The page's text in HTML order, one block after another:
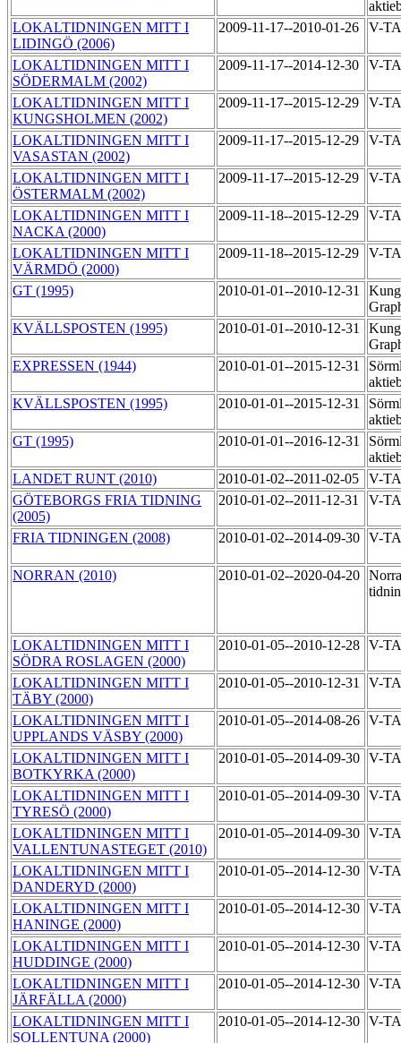
LOKALTIDNINGEN MITT I
LIDINGÖ (2006)
2009-11-17--2010-01-26 V-
LOKALTIDNINGEN MITT I
SÖDERMALM (2002)
2009-11-17--2014-12-30 V-
LOKALTIDNINGEN MITT I
KUNGSHOLMEN (2002)
2009-11-17--2015-12-29 V-
LOKALTIDNINGEN MITT I
VASASTAN (2002)
2009-11-17--2015-12-29 V-
LOKALTIDNINGEN MITT I
ÖSTERMALM (2002)
2009-11-17--2015-12-29 V-
LOKALTIDNINGEN MITT I
NACKA (2000)
2009-11-18--2015-12-29 V-
LOKALTIDNINGEN MITT I
VÄRMDÖ (2000)
2009-11-18--2015-12-29 V-
GT (1995) 2010-01-01--2010-12-31
KVÄLLSPOSTEN (1995)
2010-01-01--2010-12-31
EXPRESSEN (1944)
2010-01-01--2015-12-31
KVÄLLSPOSTEN (1995)
2010-01-01--2015-12-31
GT (1995)
2010-01-01--2016-12-31
LANDET RUNT (2010)
2010-01-02--2011-02-05
V-
GÖTEBORGS FRIA TIDNING
(2005)
2010-01-02--2011-12-31 V-
FRIA TIDNINGEN (2008) 2010-01-02--2014-09-30 V-
NORRAN (2010) 2010-01-02--2020-04-20
LOKALTIDNINGEN MITT I
SÖDRA ROSLAGEN (2000)
2010-01-05--2010-12-28 V-
LOKALTIDNINGEN MITT I
TÄBY (2000)
2010-01-05--2010-12-31 V-
LOKALTIDNINGEN MITT I
UPPLANDS VÄSBY (2000)
2010-01-05--2014-08-26 V-
LOKALTIDNINGEN MITT I
BOTKYRKA (2000)
2010-01-05--2014-09-30 V-
LOKALTIDNINGEN MITT I
TYRESÖ (2000)
2010-01-05--2014-09-30 V-
LOKALTIDNINGEN MITT I
VALLENTUNASTEGET (2010)
2010-01-05--2014-09-30 V-
LOKALTIDNINGEN MITT I
DANDERYD (2000)
2010-01-05--2014-12-30 V-
LOKALTIDNINGEN MITT I
HANINGE (2000)
2010-01-05--2014-12-30 V-
LOKALTIDNINGEN MITT I
HUDDINGE (2000)
2010-01-05--2014-12-30 V-
LOKALTIDNINGEN MITT I
JÄRFÄLLA (2000)
2010-01-05--2014-12-30 V-
LOKALTIDNINGEN MITT I
SOLLENTUNA (2000)
2010-01-05--2014-12-30 V-